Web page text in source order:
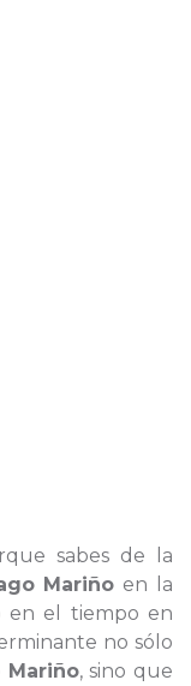
sabes de la
Mariño en la
en el tiempo en
no sólo
Mariño, sino que